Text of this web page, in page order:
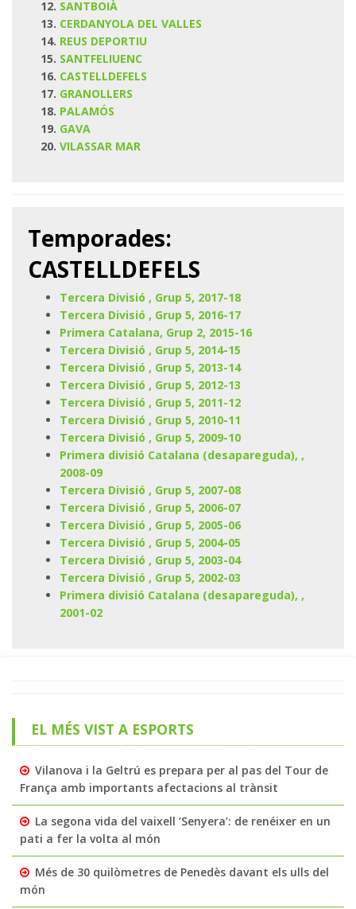
SANTBOIÀ
CERDANYOLA DEL VALLES
REUS DEPORTIU
SANTFELIUENC
CASTELLDEFELS
GRANOLLERS
PALAMÓS
GAVA
VILASSAR MAR
Temporades:
CASTELLDEFELS
Tercera Divisió , Grup 5, 2017-18
Tercera Divisió , Grup 5, 2016-17
Primera Catalana, Grup 2, 2015-16
Tercera Divisió , Grup 5, 2014-15
Tercera Divisió , Grup 5, 2013-14
Tercera Divisió , Grup 5, 2012-13
Tercera Divisió , Grup 5, 2011-12
Tercera Divisió , Grup 5, 2010-11
Tercera Divisió , Grup 5, 2009-10
Primera divisió Catalana (desapareguda), ,
2008-09
Tercera Divisió , Grup 5, 2007-08
Tercera Divisió , Grup 5, 2006-07
Tercera Divisió , Grup 5, 2005-06
Tercera Divisió , Grup 5, 2004-05
Tercera Divisió , Grup 5, 2003-04
Tercera Divisió , Grup 5, 2002-03
Primera divisió Catalana (desapareguda), ,
2001-02
EL MÉS VIST A ESPORTS
Vilanova i la Geltrú es prepara per al pas del Tour de
França amb importants afectacions al trànsit
La segona vida del vaixell ‘Senyera’: de renéixer en un
pati a fer la volta al món
Més de 30 quilòmetres de Penedès davant els ulls del
món